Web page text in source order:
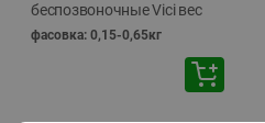
беспозвоночные Vici вес
фасовка: 0,15-0,65кг